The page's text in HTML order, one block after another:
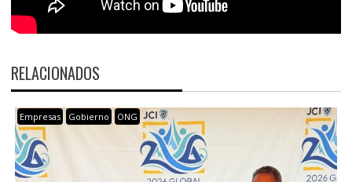
RELACIONADOS
Empresas Gobierno ONG